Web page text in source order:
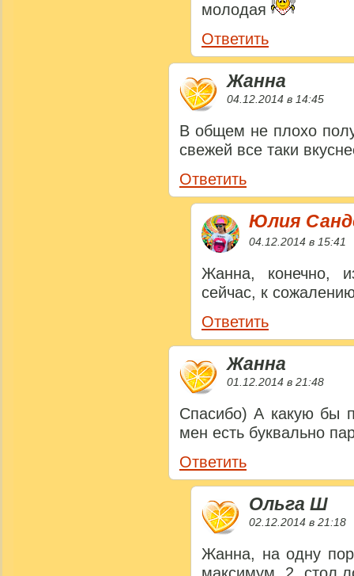
молодая
Ответить
Жанна
04.12.2014 в 14:45
В общем не плохо
свежей все таки
Ответить
Юлия
04.12.2014 в 15:41
Жанна, конечно,
сейчас, к
Ответить
Жанна
01.12.2014 в 21:48
Спасибо) А какую бы
мен есть буквально
Ответить
Ольга Ш
02.12.2014 в 21:18
Жанна, на одну